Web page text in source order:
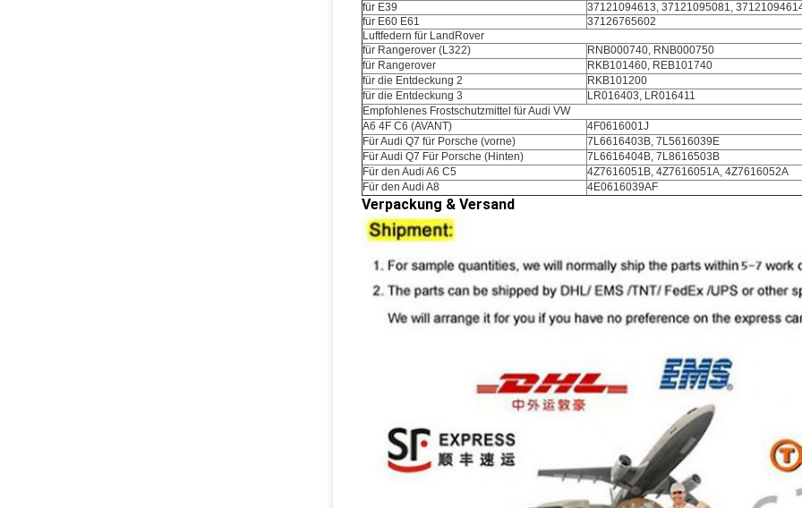
für E39
37121094613, 37121095081,
für E60 E61
37126765602
Luftfedern für LandRover
für Rangerover (L322)
RNB000740, RNB000750
für Rangerover
RKB101460, REB101740
für die Entdeckung 2
RKB101200
für die Entdeckung 3
LR016403, LR016411
Empfohlenes Frostschutzmittel für Audi VW
A6 4F C6 (AVANT)
4F0616001J
Für Audi Q7 für Porsche (vorne)
7L6616403B, 7L5616039E
Für Audi Q7 Für Porsche (Hinten)
7L6616404B, 7L8616503B
Für den Audi A6 C5
4Z7616051B, 4Z7616051A, 4Z7616052A
Für den Audi A8
4E0616039AF
Verpackung & Versand